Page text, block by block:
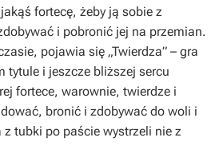
fortecę, żeby ją sobie z
i pobronić jej na przemian.
pojawia się „Twierdza” – gra
tytule i jeszcze bliższej sercu
fortece, warownie, twierdze i
bronić i zdobywać do woli i
z tubki po paście wystrzeli nie z